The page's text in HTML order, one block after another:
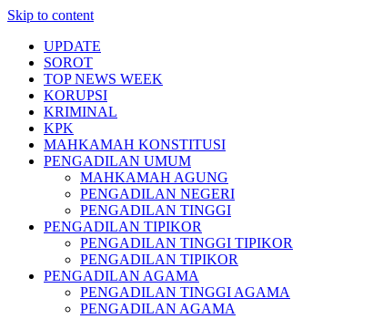
Skip to content
UPDATE
SOROT
TOP NEWS WEEK
KORUPSI
KRIMINAL
KPK
MAHKAMAH KONSTITUSI
PENGADILAN UMUM
MAHKAMAH AGUNG
PENGADILAN NEGERI
PENGADILAN TINGGI
PENGADILAN TIPIKOR
PENGADILAN TINGGI TIPIKOR
PENGADILAN TIPIKOR
PENGADILAN AGAMA
PENGADILAN TINGGI AGAMA
PENGADILAN AGAMA